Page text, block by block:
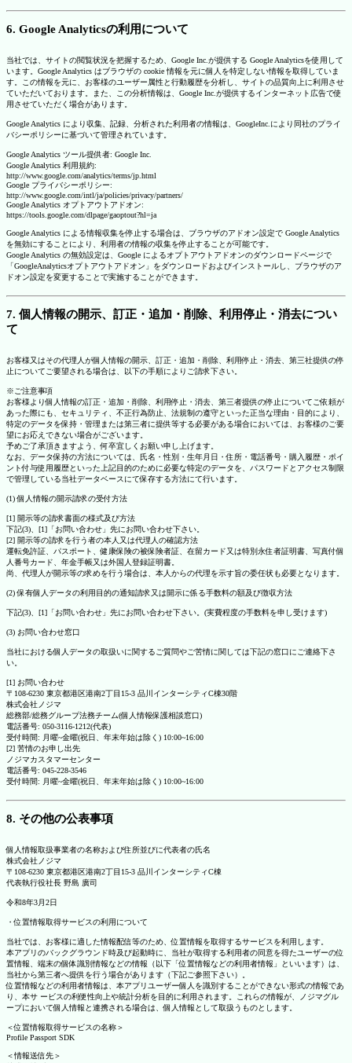
6. Google Analyticsの利用について
当社では、サイトの閲覧状況を把握するため、Google Inc.が提供する Google Analyticsを使用して
います。Google Analytics はブラウザの cookie 情報を元に個人を特定しない情報を取得していま
す。この情報を元に、お客様のユーザー属性と行動履歴を分析し、サイトの品質向上に利用させ
ていただいております。また、この分析情報は、Google Inc.が提供するインターネット広告で使
用させていただく場合があります。
Google Analytics により収集、記録、分析された利用者の情報は、GoogleInc.により同社のプライ
バシーポリシーに基づいて管理されています。
Google Analytics ツール提供者: Google Inc.
Google Analytics 利用規約:
http://www.google.com/analytics/terms/jp.html
Google プライバシーポリシー:
http://www.google.com/intl/ja/policies/privacy/partners/
Google Analytics オプトアウトアドオン:
https://tools.google.com/dlpage/gaoptout?hl=ja
Google Analytics による情報収集を停止する場合は、ブラウザのアドオン設定で Google Analytics
を無効にすることにより、利用者の情報の収集を停止することが可能です。
Google Analytics の無効設定は、Google によるオプトアウトアドオンのダウンロードページで
「GoogleAnalyticsオプトアウトアドオン」をダウンロードおよびインストールし、ブラウザのア
ドオン設定を変更することで実施することができます。
7. 個人情報の開示、訂正・追加・削除、利用停止・消去につい
て
お客様又はその代理人が個人情報の開示、訂正・追加・削除、利用停止・消去、第三社提供の停
止についてご要望される場合は、以下の手順によりご請求下さい。
※ご注意事項
お客様より個人情報の訂正・追加・削除、利用停止・消去、第三者提供の停止についてご依頼が
あった際にも、セキュリティ、不正行為防止、法規制の遵守といった正当な理由・目的により、
特定のデータを保持・管理または第三者に提供等する必要がある場合においては、お客様のご要
望にお応えできない場合がございます。
予めご了承頂きますよう、何卒宜しくお願い申し上げます。
なお、データ保持の方法については、氏名・性別・生年月日・住所・電話番号・購入履歴・ポイ
ント付与使用履歴といった上記目的のために必要な特定のデータを、パスワードとアクセス制限
で管理している当社データベースにて保存する方法にて行います。
(1) 個人情報の開示請求の受付方法
[1] 開示等の請求書面の様式及び方法
下記(3)、[1]「お問い合わせ」先にお問い合わせ下さい。
[2] 開示等の請求を行う者の本人又は代理人の確認方法
運転免許証、パスポート、健康保険の被保険者証、在留カード又は特別永住者証明書、写真付個
人番号カード、年金手帳又は外国人登録証明書。
尚、代理人が開示等の求めを行う場合は、本人からの代理を示す旨の委任状も必要となります。
(2) 保有個人データの利用目的の通知請求又は開示に係る手数料の額及び徴収方法
下記(3)、[1]「お問い合わせ」先にお問い合わせ下さい。(実費程度の手数料を申し受けます)
(3) お問い合わせ窓口
当社における個人データの取扱いに関するご質問やご苦情に関しては下記の窓口にご連絡下さ
い。
[1] お問い合わせ
〒108-6230 東京都港区港南2丁目15-3 品川インターシティC棟30階
株式会社ノジマ
総務部/総務グループ法務チーム(個人情報保護相談窓口)
電話番号: 050-3116-1212(代表)
受付時間: 月曜~金曜(祝日、年末年始は除く) 10:00~16:00
[2] 苦情のお申し出先
ノジマカスタマーセンター
電話番号: 045-228-3546
受付時間: 月曜~金曜(祝日、年末年始は除く) 10:00~16:00
8. その他の公表事項
個人情報取扱事業者の名称および住所並びに代表者の氏名
株式会社ノジマ
〒108-6230 東京都港区港南2丁目15-3 品川インターシティC棟
代表執行役社長 野島 廣司
令和8年3月2日
・位置情報取得サービスの利用について
当社では、お客様に適した情報配信等のため、位置情報を取得するサービスを利用します。
本アプリのバックグラウンド時及び起動時に、当社が取得する利用者の同意を得たユーザーの位
置情報、端末の個体識別情報などの情報（以下「位置情報などの利用者情報」といいます）は、
当社から第三者へ提供を行う場合があります（下記ご参照下さい）。
位置情報などの利用者情報は、本アプリユーザー個人を識別することができない形式の情報であ
り、本サ ービスの利便性向上や統計分析を目的に利用されます。これらの情報が、ノジマグル
ープにおいて個人情報と連携される場合は、個人情報として取扱うものとします。
＜位置情報取得サービスの名称＞
Profile Passport SDK
＜情報送信先＞